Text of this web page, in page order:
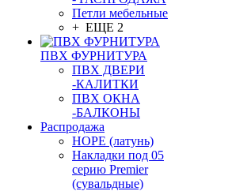
Петли мебельные
+ ЕЩЕ 2
ПВХ ФУРНИТУРА
ПВХ ДВЕРИ
-КАЛИТКИ
ПВХ ОКНА
-БАЛКОНЫ
Распродажа
HOPE (латунь)
Накладки под 05
серию Premier
(сувальдные)